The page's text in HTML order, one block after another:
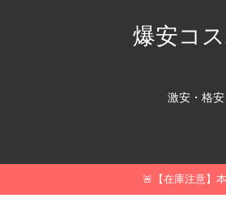
爆安コ
激安・格
🚨【在庫注意】